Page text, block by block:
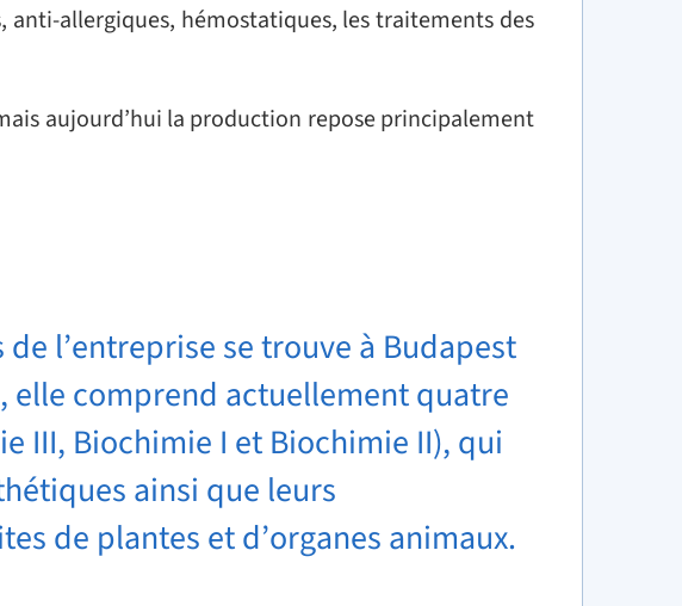
allergiques, hémostatiques, les traitements des
aujourd’hui la production repose principalement
l’entreprise se trouve à Budapest
elle comprend actuellement quatre
III, Biochimie I et Biochimie II), qui
ainsi que leurs
de plantes et d’organes animaux.